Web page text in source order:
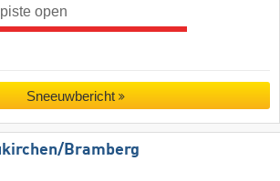
open
Sneeuwbericht
​Bramberg